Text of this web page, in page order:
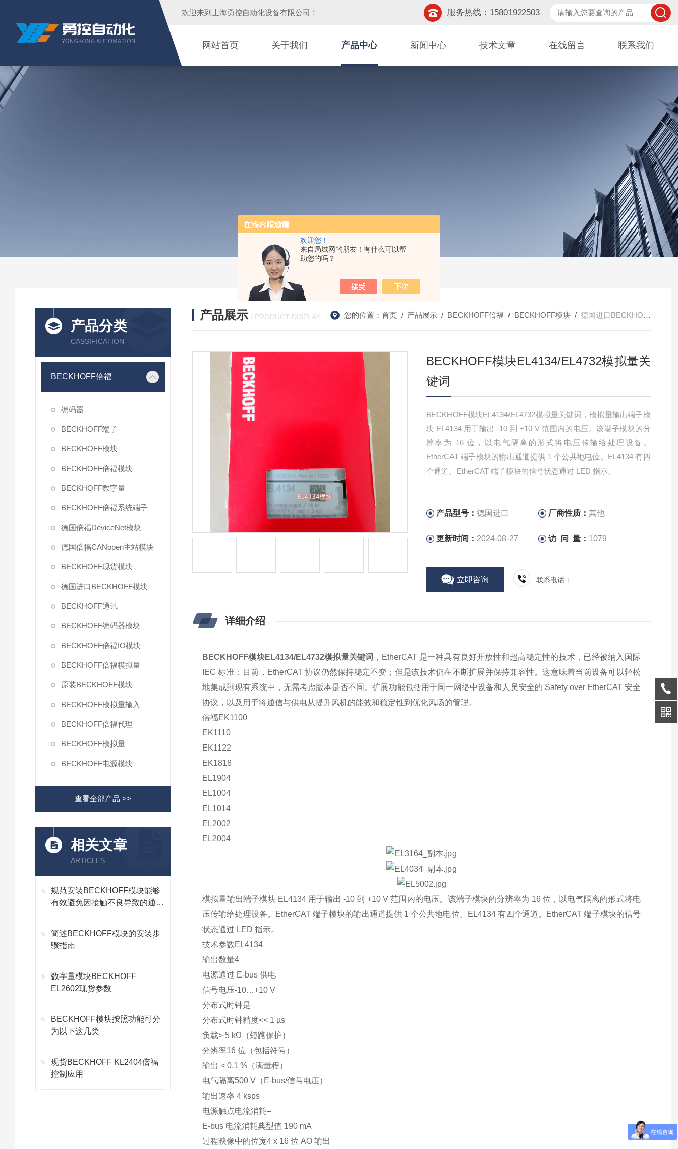
欢迎您！
来自局域网的朋友！有什么可以帮
助您的吗？
欢迎来到 上海勇控自动化设备有限公司 ！ 服务热线：15801922503
网站首页 关于我们 产品中心 新闻中心 技术文章 在线留言 联系我们
产品分类
CASSIFICATION
BECKHOFF倍福
编码器
BECKHOFF端子
BECKHOFF模块
BECKHOFF倍福模块
BECKHOFF数字量
BECKHOFF倍福系统端子
德国倍福DeviceNet模块
德国倍福CANopen主站模块
BECKHOFF现货模块
德国进口BECKHOFF模块
BECKHOFF通讯
BECKHOFF编码器模块
BECKHOFF倍福IO模块
BECKHOFF倍福模拟量
原装BECKHOFF模块
BECKHOFF模拟量输入
BECKHOFF倍福代理
BECKHOFF模拟量
BECKHOFF电源模块
查看全部产品 >>
相关文章
ARTICLES
规范安装BECKHOFF模块能够
有效避免因接触不良导致的通讯
简述BECKHOFF模块的安装步
骤指南
数字量模块BECKHOFF
EL2602现货参数
BECKHOFF模块按照功能可分
为以下这几类
现货BECKHOFF KL2404倍福
控制应用
产品展示 / PRODUCT DISPLAY 您的位置： 首页/ 产品展示/ BECKHOFF倍福 / BECKHOFF模块/ 德国进口BECKHOFF模块EL4134/EL4732模拟量关键词
BECKHOFF模块EL4134/EL4732模拟量关
键词
BECKHOFF模块EL4134/EL4732模拟量关键词，模拟量输出端子模
块 EL4134 用于输出 -10 到 +10 V 范围内的电压。该端子模块的分
辨率为 16 位，以电气隔离的形式将电压传输给处理设备。
EtherCAT 端子模块的输出通道提供 1 个公共地电位。EL4134 有四
个通道。EtherCAT 端子模块的信号状态通过 LED 指示。
产品型号： 德国进口 厂商性质：其他
更新时间： 2024-08-27 访 问 量： 1079
立即咨询 联系电话：
详细介绍
BECKHOFF模块EL4134/EL4732模拟量关键词
，EtherCAT 是一种具有良好开放性和超高稳定性的技术，已经被纳入国际
IEC 标准：目前，EtherCAT 协议仍然保持稳定不变；但是该技术仍在不断扩展并保持兼容性。这意味着当前设备可以轻松
地集成到现有系统中，无需考虑版本是否不同。扩展功能包括用于同一网络中设备和人员安全的 Safety over EtherCAT 安全
协议，以及用于将通信与供电从提升风机的能效和稳定性到优化风场的管理。
倍福EK1100
EK1110
EK1122
EK1818
EL1904
EL1004
EL1014
EL2002
EL2004
模拟量输出端子模块 EL4134 用于输出 -10 到 +10 V 范围内的电压。该端子模块的分辨率为 16 位，以电气隔离的形式将电
压传输给处理设备。EtherCAT 端子模块的输出通道提供 1 个公共地电位。EL4134 有四个通道。EtherCAT 端子模块的信号
状态通过 LED 指示。
技术参数EL4134
输出数量4
电源通过 E-bus 供电
信号电压-10…+10 V
分布式时钟是
分布式时钟精度<< 1 µs
负载> 5 kΩ（短路保护）
分辨率16 位（包括符号）
输出 < 0.1 %（满量程）
电气隔离500 V（E-bus/信号电压）
输出速率 4 ksps
电源触点电流消耗–
E-bus 电流消耗典型值 190 mA
过程映像中的位宽4 x 16 位 AO 输出